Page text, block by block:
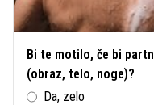
Bi te motilo, če bi
(obraz, telo, noge)?
Da, zelo